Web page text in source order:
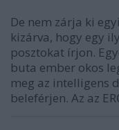
De nem zárja ki
kizárva, hogy egy
posztokat írjon.
buta ember okos
meg az intelligens
beleférjen. Az az